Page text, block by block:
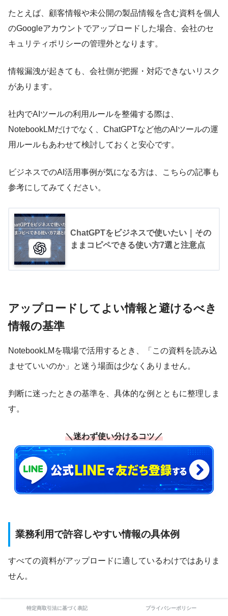
たとえば、顧客情報や未公開の製品情報を含む資料を個人
のGoogleアカウントでアップロードした場合、会社のセ
キュリティポリシーの管理外となります。
情報漏洩が起きても、会社側が把握・対応できないリスク
があります。
社内でAIツールの利用ルールを整備する際は、
NotebookLMだけでなく、ChatGPTなど他のAIツールの運
用ルールもあわせて検討しておくと安心です。
ビジネスでのAI活用事例が気になる方は、こちらの記事も
参考にしてみてください。
ChatGPTをビジネスで使いたい｜その
ままコピペできる使い方7選と注意点
アップロードしてよい情報と避けるべき
情報の基準
NotebookLMを職場で活用するとき、「この資料を読み込
ませていいのか」と迷う場面は少なくありません。
判断に迷ったときの基準を、具体的な例とともに整理しま
す。
＼迷わず使い分けるコツ／
業務利用で許容しやすい情報の具体例
すべての資料がアップロードに適しているわけではありま
せん。
まずは、比較的安全に使いやすい情報の種類を把握してお
特定商取引法に基づく表記 プライバシーポリシー